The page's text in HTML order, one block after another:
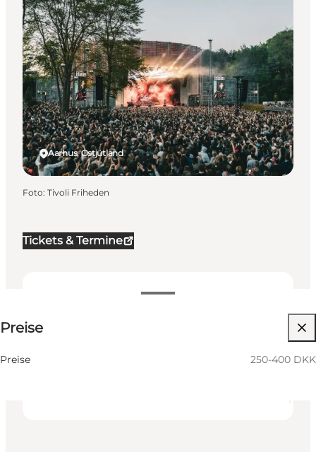
Tickets & Termine
Preise
Preise 250-400 DKK
Aarhus, Ostjütland
Foto: Tivoli Friheden